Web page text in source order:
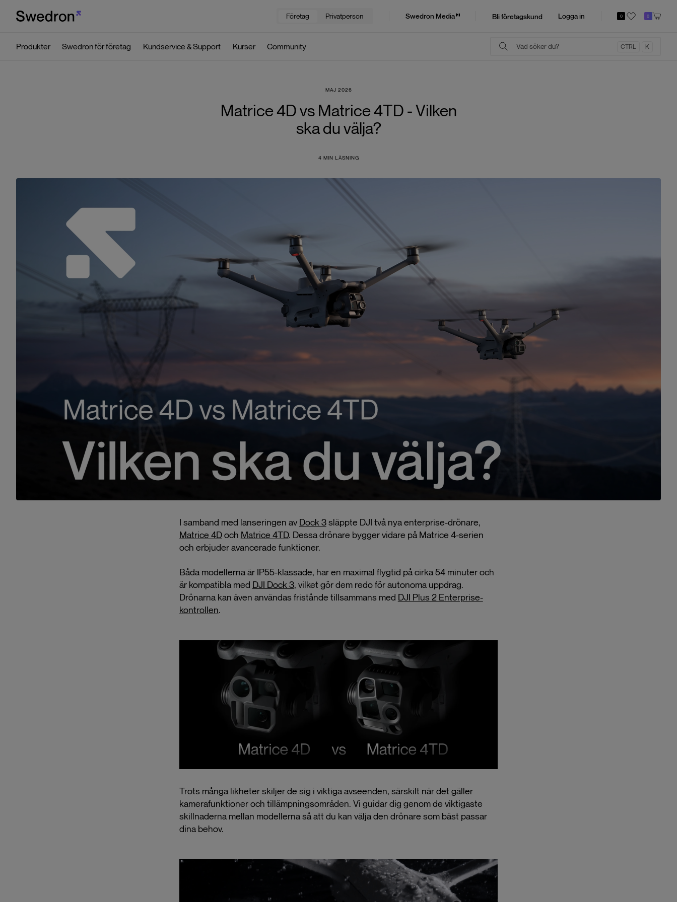
Företag Privatperson Swedron Media Bli företagskund Logga in 0 0
Produkter Swedron för företag Kundservice & Support Kurser Community CTRL K
MAJ 2026
Matrice 4D vs Matrice 4TD - Vilken
ska du välja?
4 MIN LÄSNING
I samband med lanseringen av Dock 3släppte DJI två nya enterprise-drönare,
Matrice 4Doch Matrice 4TD. Dessa drönare bygger vidare på Matrice 4-serien
och erbjuder avancerade funktioner.
Båda modellerna är IP55-klassade, har en maximal flygtid på cirka 54 minuter och
är kompatibla med DJI Dock 3, vilket gör dem redo för autonoma uppdrag.
Drönarna kan även användas fristånde tillsammans med DJI Plus 2 Enterprise-
kontrollen.
Trots många likheter skiljer de sig i viktiga avseenden, särskilt när det gäller
kamerafunktioner och tillämpningsområden. Vi guidar dig genom de viktigaste
skillnaderna mellan modellerna så att du kan välja den drönare som bäst passar
dina behov.